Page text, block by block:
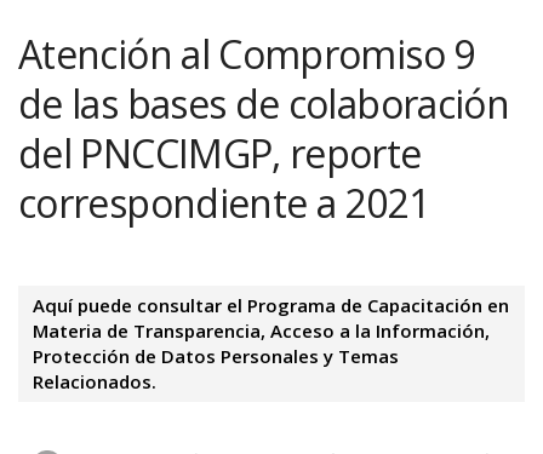
Atención al Compromiso 9
de las bases de colaboración
del PNCCIMGP, reporte
correspondiente a 2021
Aquí puede consultar el Programa de Capacitación en
Materia de Transparencia, Acceso a la Información,
Protección de Datos Personales y Temas
Relacionados.